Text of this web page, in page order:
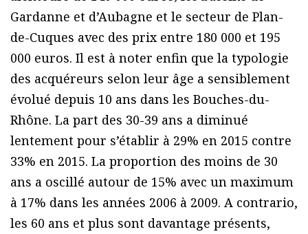
Gardanne et d’Aubagne et le secteur de Plan-
de-Cuques avec des prix entre 180 000 et 195
000 euros. Il est à noter enfin que la typologie
des acquéreurs selon leur âge a sensiblement
évolué depuis 10 ans dans les Bouches-du-
Rhône. La part des 30-39 ans a diminué
lentement pour s’établir à 29% en 2015 contre
33% en 2015. La proportion des moins de 30
ans a oscillé autour de 15% avec un maximum
à 17% dans les années 2006 à 2009. A contrario,
les 60 ans et plus sont davantage présents,